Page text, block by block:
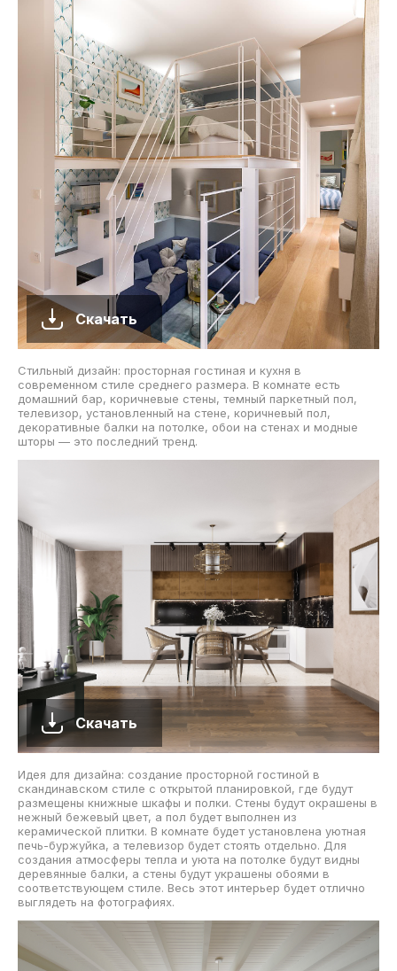
Скачать
Стильный дизайн: просторная гостиная и кухня в
современном стиле среднего размера. В комнате есть
домашний бар, коричневые стены, темный паркетный пол,
телевизор, установленный на стене, коричневый пол,
декоративные балки на потолке, обои на стенах и модные
шторы — это последний тренд.
Скачать
Идея для дизайна: создание просторной гостиной в
скандинавском стиле с открытой планировкой, где будут
размещены книжные шкафы и полки. Стены будут окрашены в
нежный бежевый цвет, а пол будет выполнен из
керамической плитки. В комнате будет установлена уютная
печь-буржуйка, а телевизор будет стоять отдельно. Для
создания атмосферы тепла и уюта на потолке будут видны
деревянные балки, а стены будут украшены обоями в
соответствующем стиле. Весь этот интерьер будет отлично
выглядеть на фотографиях.